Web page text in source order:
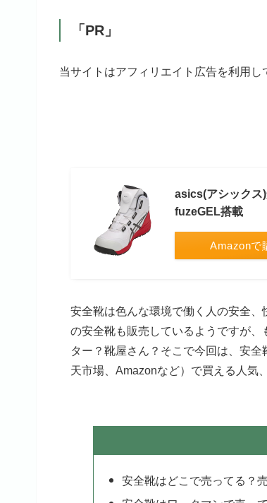
「PR」
当サイトはアフィリエイト広告を利用し
asics(アシックス
fuzeGEL搭載
Amazonで
安全靴は色んな環境で働く人の安全
の安全靴も販売しているようですが
ター？靴屋さん？そこで今回は、安
天市場、Amazonなど）で買える人気
安全靴はどこで売ってる？